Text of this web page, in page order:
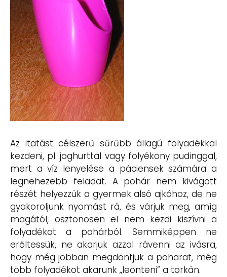
Az itatást célszerű sűrűbb állagú folyadékkal
kezdeni, pl. joghurttal vagy folyékony pudinggal,
mert a víz lenyelése a páciensek számára a
legnehezebb feladat. A pohár nem kivágott
részét helyezzük a gyermek alsó ajkához, de ne
gyakoroljunk nyomást rá, és várjuk meg, amíg
magától, ösztönösen el nem kezdi kiszívni a
folyadékot a pohárból. Semmiképpen ne
erőltessük, ne akarjuk azzal rávenni az ivásra,
hogy még jobban megdöntjük a poharat, még
több folyadékot akarunk „leönteni” a torkán.